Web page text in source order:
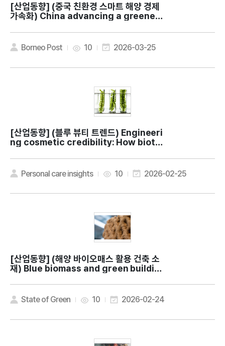
[산업동향]
가속화) China advancing a greener,
Borneo Post 10 2026-03-25
[산업동향]
ng cosmetic credibility: How biote
Personal care insights 10 2026-02-25
[산업동향]
재) Blue biomass and green buildin
ntial for using ocean resources as
building materials
State of Green 10 2026-02-24